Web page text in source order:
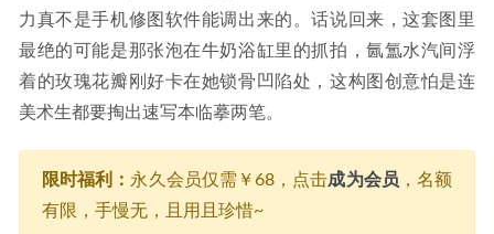
力真不是手机修图软件能调出来的。话说回来，这套图里
最绝的可能是那张泡在牛奶浴缸里的抓拍，氤氲水汽间浮
着的玫瑰花瓣刚好卡在她锁骨凹陷处，这构图创意怕是连
美术生都要掏出速写本临摹两笔。
限时福利： 永久会员仅需￥68，点击成为会员 ，名额
有限，手慢无，且用且珍惜~